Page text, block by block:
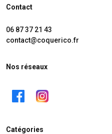
Contact
06 87 37 21 43
contact@coquerico.fr
Nos réseaux
Catégories